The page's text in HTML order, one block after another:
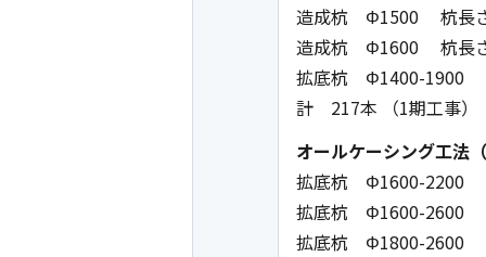
造成杭 Φ1500 杭長
造成杭 Φ1600 杭長
拡底杭 Φ1400-1900
計 217本 （1期工事）
オールケーシング工法
拡底杭 Φ1600-2200
拡底杭 Φ1600-2600
拡底杭 Φ1800-2600